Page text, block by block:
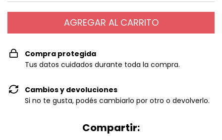
Compra protegida
Tus datos cuidados durante toda la compra.
Cambios y devoluciones
Si no te gusta, podés cambiarlo por otro o devolverlo.
Compartir: